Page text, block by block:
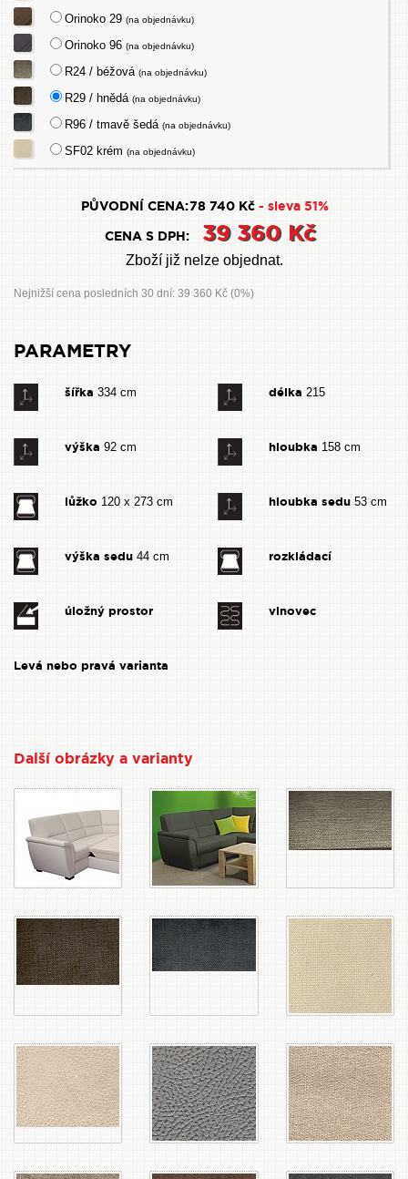
Orinoko 29(na objednávku)
Orinoko 96(na objednávku)
R24 / béžová(na objednávku)
R29 / hnědá(na objednávku)
R96 / tmavě šedá(na objednávku)
SF02 krém(na objednávku)
PŮVODNÍ CENA:78 740 Kč - sleva 51%
CENA S DPH:
39 360 Kč
Zboží již nelze objednat.
Nejnižší cena posledních 30 dní: 39 360 Kč (0%)
PARAMETRY
šířka 334 cm délka 215
výška 92 cm hloubka 158 cm
lůžko 120 x 273 cm hloubka sedu 53 cm
výška sedu 44 cm rozkládací
úložný prostor vlnovec
Levá nebo pravá varianta
Další obrázky a varianty